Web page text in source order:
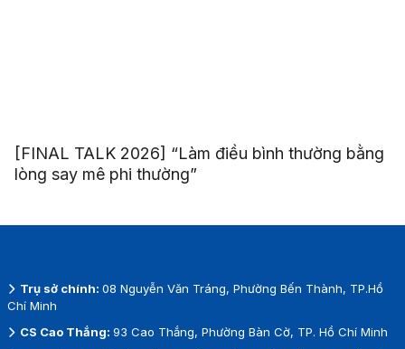
[FINAL TALK 2026] “Làm điều bình thường bằng
lòng say mê phi thường”
Trụ sở chính: 08 Nguyễn Văn Tráng, Phường Bến Thành, TP.Hồ
Chí Minh
CS Cao Thắng: 93 Cao Thắng, Phường Bàn Cờ, TP. Hồ Chí Minh